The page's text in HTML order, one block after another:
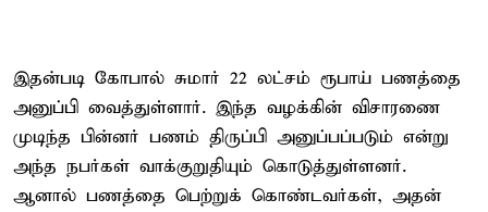
இதன்படி கோபால் சுமார் 22 லட்சம் ரூபாய் பணத்தை
அனுப்பி வைத்துள்ளார். இந்த வழக்கின் விசாரணை
முடிந்த பின்னர் பணம் திருப்பி அனுப்பப்படும் என்று
அந்த நபர்கள் வாக்குறுதியும் கொடுத்துள்ளனர்.
ஆனால் பணத்தை பெற்றுக் கொண்டவர்கள், அதன்